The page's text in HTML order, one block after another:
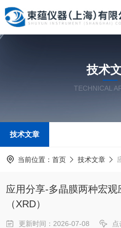
技术
TECHNICAL
技术文章
当前位置： 首页 技术文章
应用分享-多晶膜两种宏
（XRD）
更新时间：2026-07-08